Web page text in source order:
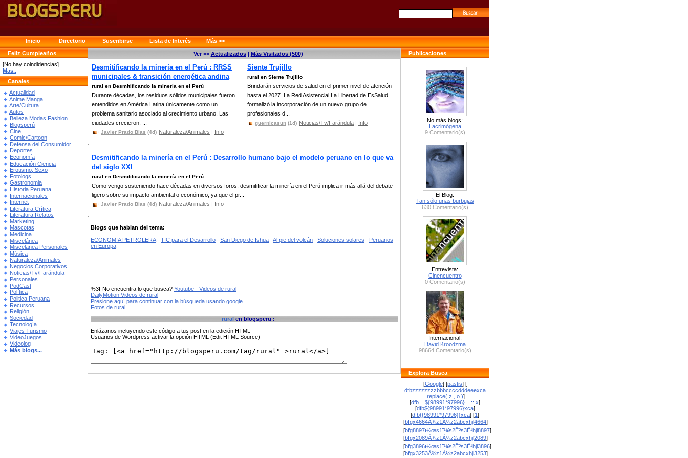
Inicio Directorio Suscribirse Lista de Interés
Más >>
Feliz Cumpleaños
[No hay coindidencias]
Mas..
Canales
Actualidad
Anime Manga
Arte/Cultura
Autos
Belleza Modas Fashion
Blogsperú
Cine
Comic/Cartoon
Defensa del Consumidor
Deportes
Economía
Educación Ciencia
Erotismo, Sexo
Fotologs
Gastronomia
Historia Peruana
Internacionales
Internet
Literatura Crítica
Literatura Relatos
Marketing
Mascotas
Medicina
Miscelánea
Miscelanea Personales
Música
Naturaleza/Animales
Negocios Corporativos
Noticias/Tv/Farándula
Personales
PodCast
Política
Politica Peruana
Recursos
Religión
Sociedad
Tecnología
Viajes Turismo
VideoJuegos
Videolog
Más blogs...
Publicaciones
No más blogs:
Lacrimógena
9 Comentario(s)
El Blog:
Tan sólo unas burbujas
630 Comentario(s)
Entrevista:
Cinencuentro
0 Comentario(s)
Internacional:
David Kroodzma
98664 Comentario(s)
Explora Busca
[Google] [pastis] [
dfbzzzzzzzzbbbccccdddeeexca
.replace( z , o )]
[dfb__${98991*97996}__::.x]
[dfb${98991*97996}xca]
[dfb{{98991*97996}}xca] [1]
[bfgx4664À¾z1À¼z2abcxhjl4664]
[bfg8897ï¼œs1ï¹¥s2Êºs3Ê¹hjl8897]
[bfgx2089À¾z1À¼z2abcxhjl2089]
[bfg3896ï¼œs1ï¹¥s2Êºs3Ê¹hjl3896]
[bfgx3253À¾z1À¼z2abcxhjl3253]
Ver >> Actualizados| Más Visitados (500)
Desmitificando la minería en el Perú : RRSS
municipales & transición energética andina
rural en Desmitificando la minería en el Perú
Durante décadas, los residuos sólidos municipales fueron
entendidos en América Latina únicamente como un
problema sanitario asociado al crecimiento urbano. Las
ciudades crecieron, ...
Javier Prado Blas (4d) Naturaleza/Animales | Info
Siente Trujillo
rural en Siente Trujillo
Brindarán servicios de salud en el primer nivel de atención
hasta el 2027. La Red Asistencial La Libertad de EsSalud
formalizó la incorporación de un nuevo grupo de
profesionales d...
guernicasun (1d) Noticias/Tv/Farándula | Info
Desmitificando la minería en el Perú : Desarrollo humano bajo el modelo peruano en lo que va
del siglo XXI
rural en Desmitificando la minería en el Perú
Como vengo sosteniendo hace décadas en diversos foros, desmitificar la minería en el Perú implica ir más allá del debate
ligero sobre su impacto ambiental o económico, ya que el pr...
Javier Prado Blas (4d) Naturaleza/Animales | Info
Blogs que hablan del tema:
ECONOMIA PETROLERA
TIC para el Desarrollo San Diego de Ishua Al pie del volcán Soluciones solares
Peruanos
en Europa
%3FNo encuentra lo que busca? Youtube - Videos de rural
DailyMotion Videos de rural
Presione aquí para continuar con la búsqueda usando google
Fotos de rural
ruralen blogsperu :
Enlázanos incluyendo este código a tus post en la edición HTML
Usuarios de Wordpress activar la opción HTML (Edit HTML Source)